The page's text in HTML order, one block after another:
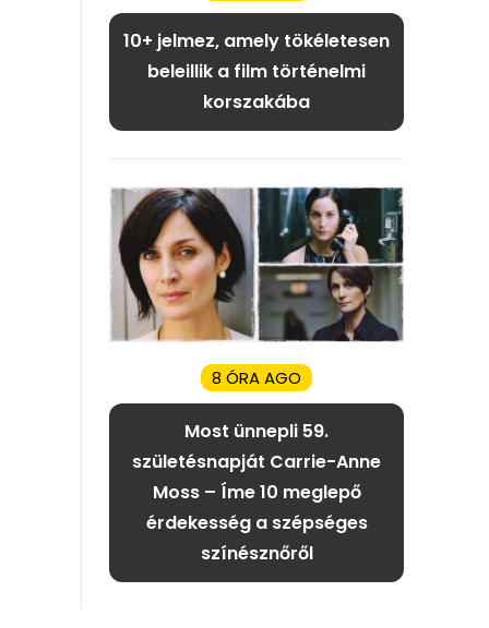
10+ jelmez, amely tökéletesen
beleillik a film történelmi
korszakába
8 ÓRA AGO
Most ünnepli 59.
születésnapját Carrie-Anne
Moss – Íme 10 meglepő
érdekesség a szépséges
színésznőről